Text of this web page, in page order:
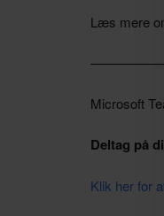
Læs mere
Microsoft
Deltag på
Klik her for